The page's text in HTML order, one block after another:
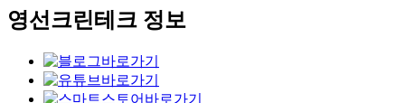
영선크린테크 정보